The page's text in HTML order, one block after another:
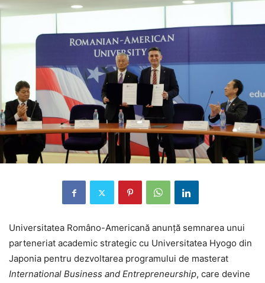
Universitatea Româno-Americană anunță semnarea unui
parteneriat academic strategic cu Universitatea Hyogo din
Japonia pentru dezvoltarea programului de masterat
International Business and Entrepreneurship, care devine